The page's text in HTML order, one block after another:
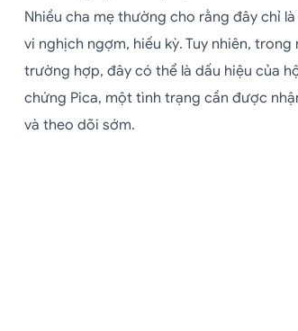
Nhiều cha mẹ thường cho rằng đây chỉ là
vi nghịch ngợm, hiếu kỳ. Tuy nhiên, trong
trường hợp, đây có thể là dấu hiệu của
chứng Pica, một tình trạng cần được
và theo dõi sớm.